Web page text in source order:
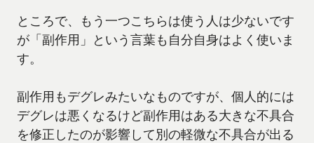
ところで、もう一つこちらは使う人は少ないです
が「副作用」という言葉も自分自身はよく使いま
す。
副作用もデグレみたいなものですが、個人的には
デグレは悪くなるけど副作用はある大きな不具合
を修正したのが影響して別の軽微な不具合が出る